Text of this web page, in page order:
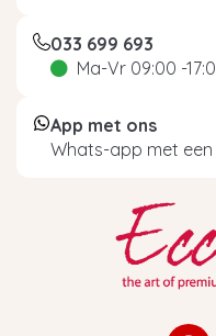
033 699 693
Ma-Vr 09:00 -
App met ons
Whats-app met